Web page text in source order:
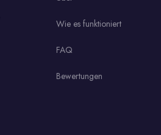
Wie es funktioniert
FAQ
Bewertungen